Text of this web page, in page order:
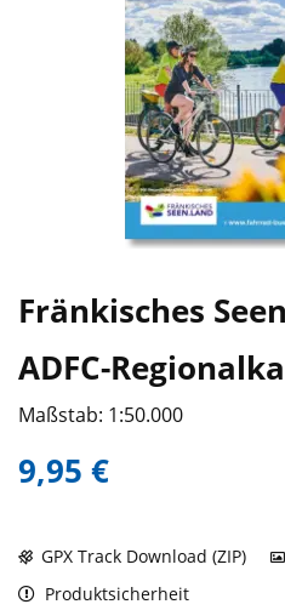
Fränkisches
ADFC-
Maßstab: 1:50.000
9,95 €
GPX Track Download (ZIP)
Produktsicherheit